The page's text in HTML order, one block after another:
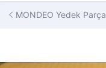
MONDEO Yedek Parça